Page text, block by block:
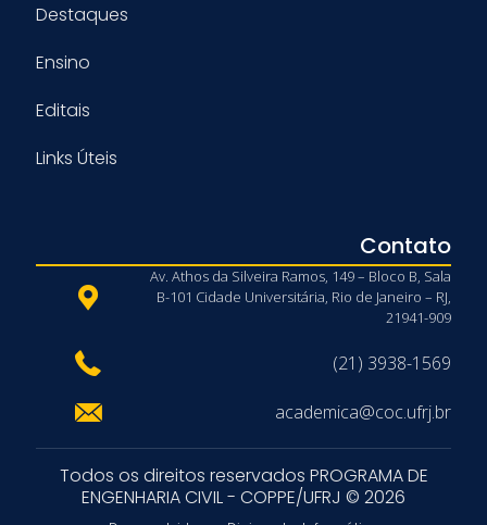
Destaques
Ensino
Editais
Links Úteis
Contato
Av. Athos da Silveira Ramos, 149 – Bloco B, Sala
B-101 Cidade Universitária, Rio de Janeiro – RJ,
21941-909
(21) 3938-1569
academica@coc.ufrj.br
Todos os direitos reservados PROGRAMA DE
ENGENHARIA CIVIL - COPPE/UFRJ © 2026